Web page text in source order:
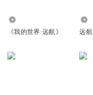
《我的世界:远航》 远航